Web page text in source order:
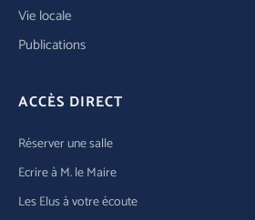
Vie locale
Publications
ACCÈS DIRECT
Réserver une salle
Ecrire à M. le Maire
Les Elus à votre écoute